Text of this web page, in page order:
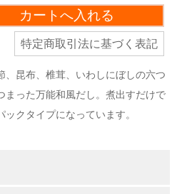
特定商取引法に基づく表記
、昆布、椎茸、いわしにぼしの六つ
まった万能和風だし。煮出すだけで
クタイプになっています。